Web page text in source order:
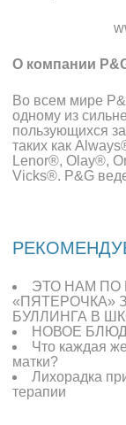
О компании P&
Во всем мире
одному из
пользующихся
таких как
Lenor®, Olay®,
Vicks®. P&G
ЭТО НАМ ПО
«ПЯТЕРОЧКА»
БУЛЛИНГА В
НОВОЕ
Что каждая
матки?
Лихорадка
терапии